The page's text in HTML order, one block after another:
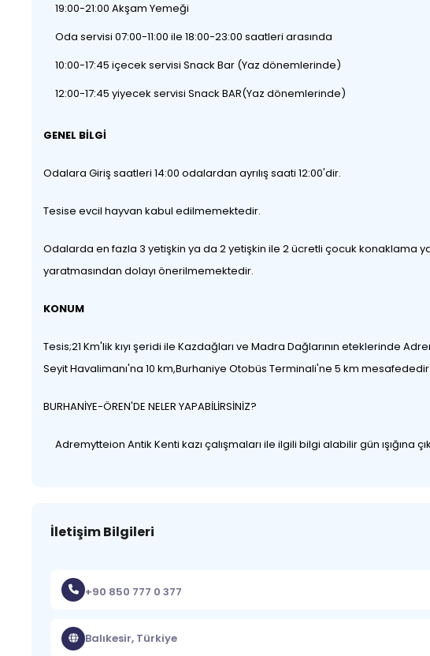
19:00-21:00 Akşam Yemeği
Oda servisi 07:00-11:00 ile 18:00-23:00 saatleri arasında
10:00-17:45 içecek servisi Snack Bar (Yaz dönemlerinde)
12:00-17:45 yiyecek servisi Snack BAR(Yaz dönemlerinde)
GENEL BİLGİ
Odalara Giriş saatleri 14:00 odalardan ayrılış saati 12:00'dir.
Tesise evcil hayvan kabul edilmemektedir.
Odalarda en fazla 3 yetişkin ya da 2 yetişkin ile 2 ücretli çocuk konaklama
yaratmasından dolayı önerilmemektedir.
KONUM
Tesis;21 Km'lik kıyı şeridi ile Kazdağları ve Madra Dağlarının eteklerinde
Seyit Havalimanı'na 10 km,Burhaniye Otobüs Terminali'ne 5 km mesafededir.
BURHANİYE-ÖREN'DE NELER YAPABİLİRSİNİZ?
Adremytteion Antik Kenti kazı çalışmaları ile ilgili bilgi alabilir gün ışığına
İletişim Bilgileri
+90 850 777 0 377
Balıkesir, Türkiye